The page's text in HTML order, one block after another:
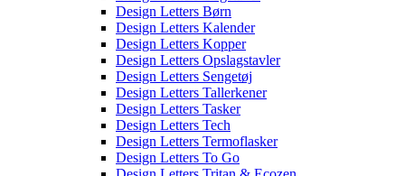
Design Letters Børn
Design Letters Kalender
Design Letters Kopper
Design Letters Opslagstavler
Design Letters Sengetøj
Design Letters Tallerkener
Design Letters Tasker
Design Letters Tech
Design Letters Termoflasker
Design Letters To Go